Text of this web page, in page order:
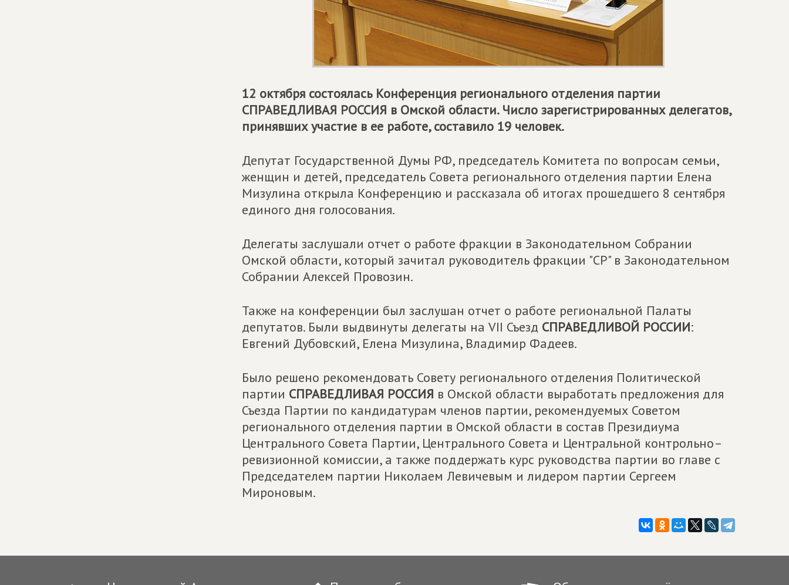
12 октября состоялась Конференция регионального отделения партии
СПРАВЕДЛИВАЯ РОССИЯ в Омской области. Число зарегистрированных делегатов,
принявших участие в ее работе, составило 19 человек.
Депутат Государственной Думы РФ, председатель Комитета по вопросам семьи,
женщин и детей, председатель Совета регионального отделения партии Елена
Мизулина открыла Конференцию и рассказала об итогах прошедшего 8 сентября
единого дня голосования.
Делегаты заслушали отчет о работе фракции в Законодательном Собрании
Омской области, который зачитал руководитель фракции "СР" в Законодательном
Собрании Алексей Провозин.
Также на конференции был заслушан отчет о работе региональной Палаты
депутатов. Были выдвинуты делегаты на VII Съезд СПРАВЕДЛИВОЙ РОССИИ:
Евгений Дубовский, Елена Мизулина, Владимир Фадеев.
Было решено рекомендовать Совету регионального отделения Политической
партии СПРАВЕДЛИВАЯ РОССИЯ в Омской области выработать предложения для
Съезда Партии по кандидатурам членов партии, рекомендуемых Советом
регионального отделения партии в Омской области в состав Президиума
Центрального Совета Партии, Центрального Совета и Центральной контрольно–
ревизионной комиссии, а также поддержать курс руководства партии во главе с
Председателем партии Николаем Левичевым и лидером партии Сергеем
Мироновым.